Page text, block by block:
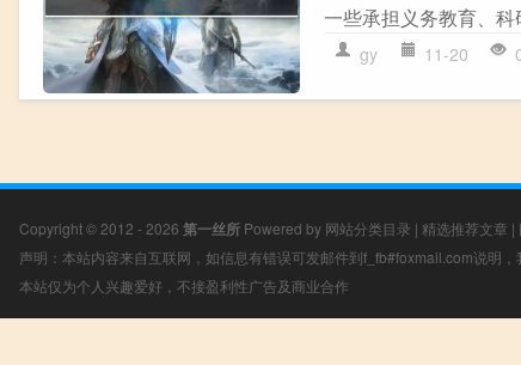
一些承担义务教育、
gy 11-20
Copyright © 2012 - 2026 第一丝所 Powered by 网站分类目录 | 精选推荐文章 |
声明：本站内容来自互联网，如信息有错误可发邮件到f_fb#foxmail.com说明
本站仅为个人兴趣爱好，不接盈利性广告及商业合作